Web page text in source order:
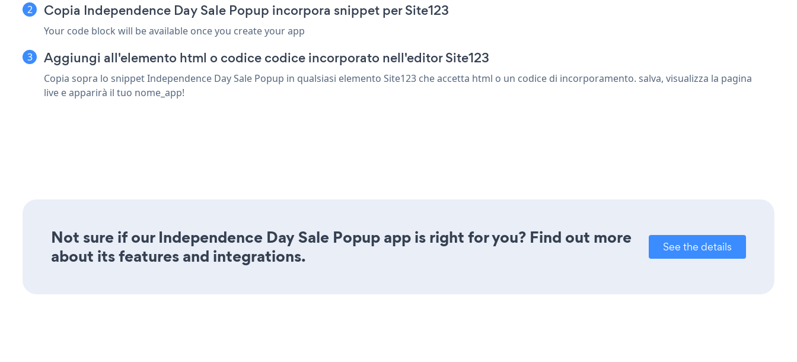
Copia Independence Day Sale Popup incorpora snippet per Site123
Your code block will be available once you create your app
Aggiungi all'elemento html o codice codice incorporato nell'editor Site123
Copia sopra lo snippet Independence Day Sale Popup in qualsiasi elemento Site123 che accetta html o un codice di incorporamento. salva, visualizza la pagina
live e apparirà il tuo nome_app!
Not sure if our Independence Day Sale Popup app is right for you? Find out more
about its features and integrations.
See the details